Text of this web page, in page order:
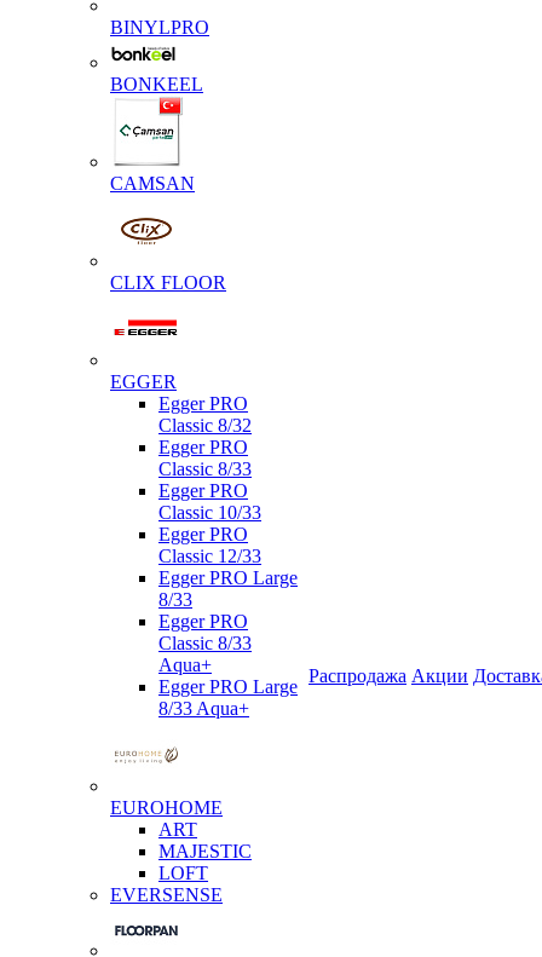
BINYLPRO
BONKEEL
CAMSAN
CLIX FLOOR
EGGER
Egger PRO
Classic 8/32
Egger PRO
Classic 8/33
Egger PRO
Classic 10/33
Egger PRO
Classic 12/33
Egger PRO Large
8/33
Egger PRO
Classic 8/33
Aqua+
Egger PRO Large
8/33 Aqua+
EUROHOME
ART
MAJESTIC
LOFT
EVERSENSE
Распродажа Акции